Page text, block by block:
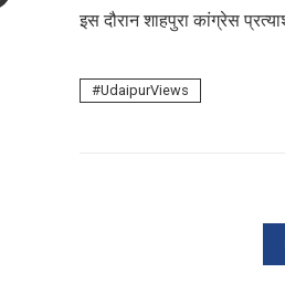
इस दौरान शाहपुरा कांग्रेस
UdaipurViews